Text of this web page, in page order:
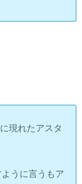
現れたアスタ
うに言うもア